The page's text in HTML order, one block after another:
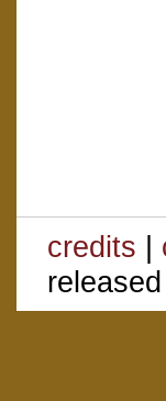
credits |